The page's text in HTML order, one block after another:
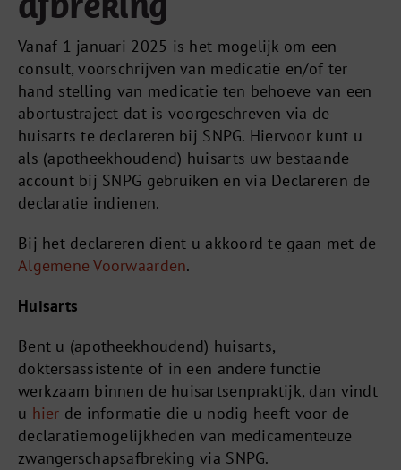
Vanaf 1 januari 2025 is het mogelijk om een
consult, voorschrijven van medicatie en/of ter
hand stelling van medicatie ten behoeve van een
abortustraject dat is voorgeschreven via de
huisarts te declareren bij SNPG. Hiervoor kunt u
als (apotheekhoudend) huisarts uw bestaande
account bij SNPG gebruiken en via Declareren de
declaratie indienen.
Bij het declareren dient u akkoord te gaan met de
Algemene Voorwaarden.
Huisarts
Bent u (apotheekhoudend) huisarts,
doktersassistente of in een andere functie
werkzaam binnen de huisartsenpraktijk, dan vindt
u hier de informatie die u nodig heeft voor de
declaratiemogelijkheden van medicamenteuze
zwangerschapsafbreking via SNPG.